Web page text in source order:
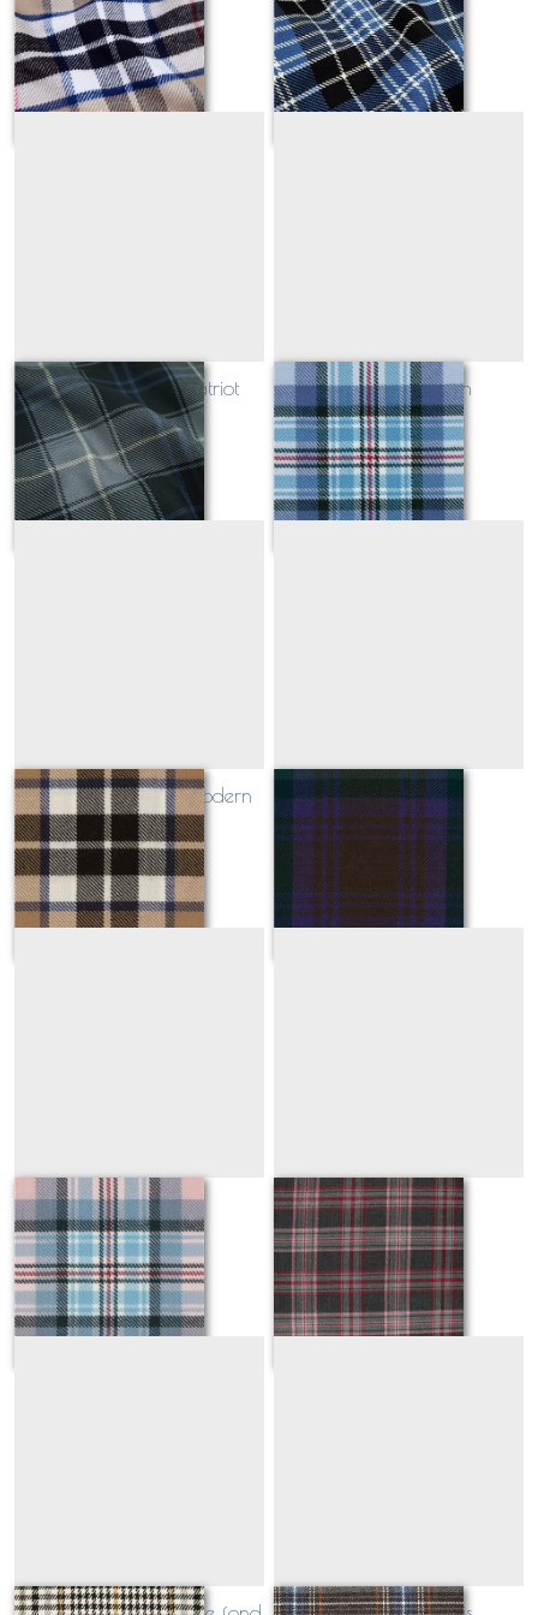
Camel
Sur demande
Ancient
Sur demande
Flanelle Ecossaise Patriot
Weathered
Sur demande
Mémorial Tartan
Sur demande
Thompson Camel Modern
Sur demande
Isle of Skye
Sur demande
Diana Rose
Sur demande
kensington rose
Sur demande